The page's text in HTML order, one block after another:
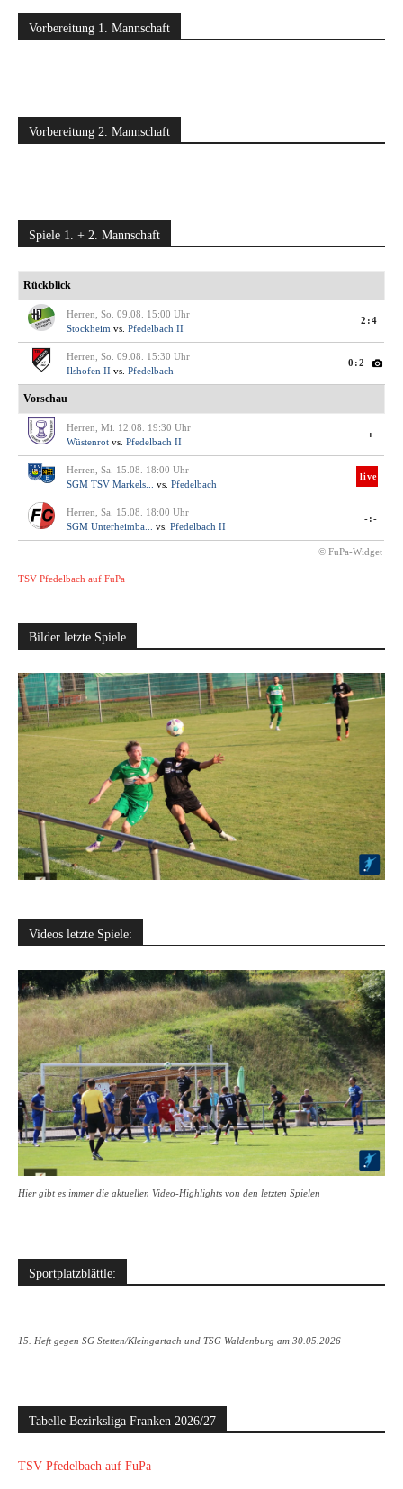
Vorbereitung 1. Mannschaft
Vorbereitung 2. Mannschaft
Spiele 1. + 2. Mannschaft
Rückblick
Herren, So. 09.08. 15:00 Uhr
Stockheim vs. Pfedelbach II
2:4
Herren, So. 09.08. 15:30 Uhr
Ilshofen II vs. Pfedelbach
0:2
Vorschau
Herren, Mi. 12.08. 19:30 Uhr
Wüstenrot vs. Pfedelbach II
-:-
Herren, Sa. 15.08. 18:00 Uhr
SGM TSV Markels...
vs. Pfedelbach
live
Herren, Sa. 15.08. 18:00 Uhr
SGM Unterheimba...
vs. Pfedelbach II
-:-
© FuPa-Widget
TSV Pfedelbach auf FuPa
Bilder letzte Spiele
Videos letzte Spiele:
Hier gibt es immer die aktuellen Video-Highlights von den letzten Spielen
Sportplatzblättle:
15. Heft gegen SG Stetten/Kleingartach und TSG Waldenburg am 30.05.2026
Tabelle Bezirksliga Franken 2026/27
TSV Pfedelbach auf FuPa